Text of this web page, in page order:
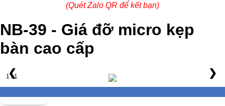
(Quét Zalo QR để kết bạn)
NB-39 - Giá đỡ micro kẹp
bàn cao cấp
1 / 1
❮ ❯